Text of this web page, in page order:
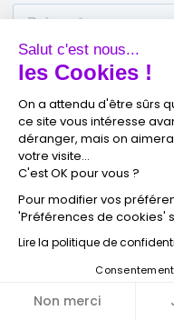
Salut c'est nous...
les Cookies !
On a attendu d'être sûrs
ce site vous intéresse
déranger, mais on
votre visite...
C'est OK pour vous ?
Pour modifier vos
'Préférences de cookies'
Lire la politique de
Non merci